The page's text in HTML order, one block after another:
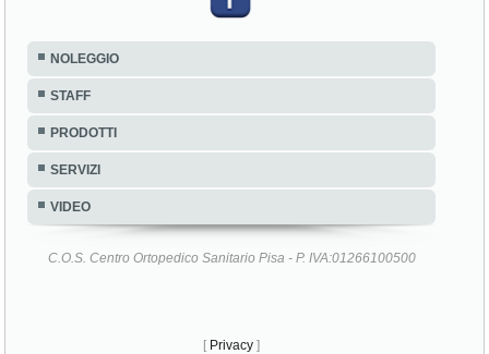
NOLEGGIO
STAFF
PRODOTTI
SERVIZI
VIDEO
C.O.S. Centro Ortopedico Sanitario Pisa - P. IVA:01266100500
[ Privacy ]